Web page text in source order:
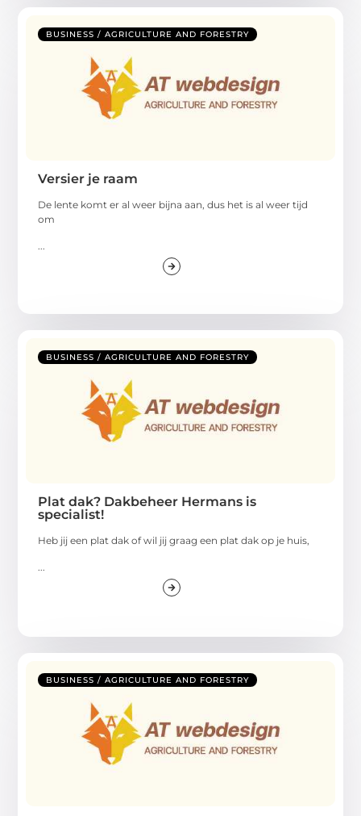
BUSINESS / AGRICULTURE AND FORESTRY
Versier je raam
De lente komt er al weer bijna aan, dus het is al weer tijd
om
BUSINESS / AGRICULTURE AND FORESTRY
Plat dak? Dakbeheer Hermans is
specialist!
Heb jij een plat dak of wil jij graag een plat dak op je huis,
BUSINESS / AGRICULTURE AND FORESTRY